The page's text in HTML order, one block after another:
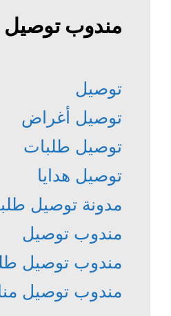
مندوب توصيل
توصيل
توصيل أغراض
توصيل طلبات
توصيل هدايا
مدونة توصيل
مندوب توصيل
مندوب توصيل
مندوب توصيل